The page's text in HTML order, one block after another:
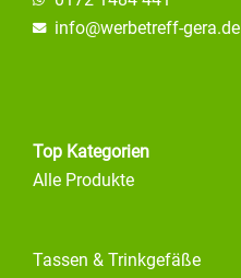
info@werbetreff-gera.de
Top Kategorien
Alle Produkte
Tassen & Trinkgefäße